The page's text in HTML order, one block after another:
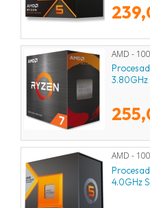
AMD -
3.80GHz
AMD -
4.0GHz